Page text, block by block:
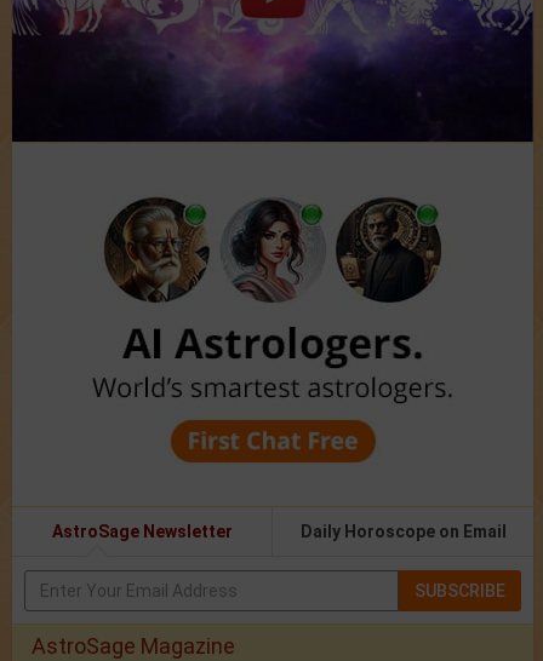
AstroSage Newsletter Daily Horoscope on Email
SUBSCRIBE
AstroSage Magazine